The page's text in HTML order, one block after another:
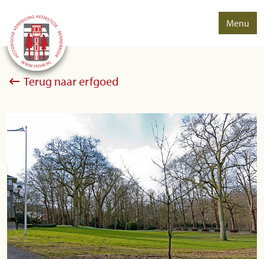
Menu
Terug naar erfgoed